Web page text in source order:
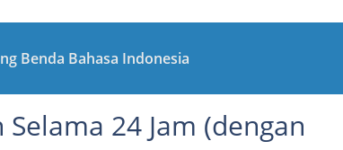
Benda Bahasa Indonesia
24 Jam (dengan